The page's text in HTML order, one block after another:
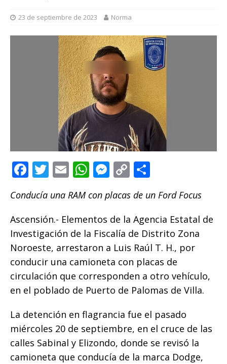
23 de septiembre de 2023 Norma
F
a
c
e
b
o
o
k
T
it
te
r
E
ai
l
W
at
s
A
p
p
M
e
ss
e
n
g
e
r
C
o
p
y
Li
n
k
m
p
ar
ti
r
Conducía una RAM con placas de un Ford Focus
Ascensión.- Elementos de la Agencia Estatal de
Investigación de la Fiscalía de Distrito Zona
Noroeste, arrestaron a Luis Raúl T. H., por
conducir una camioneta con placas de
circulación que corresponden a otro vehículo,
en el poblado de Puerto de Palomas de Villa.
La detención en flagrancia fue el pasado
miércoles 20 de septiembre, en el cruce de las
calles Sabinal y Elizondo, donde se revisó la
camioneta que conducía de la marca Dodge,